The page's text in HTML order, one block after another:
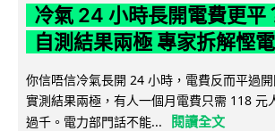
冷氣 24 小時長開電費更平
自測結果兩極 專家拆解慳
你信唔信冷氣長開 24 小時，電費反而平過
實測結果兩極，有人一個月電費只需 118 元
過千。電力部門話不能...
閱讀全文